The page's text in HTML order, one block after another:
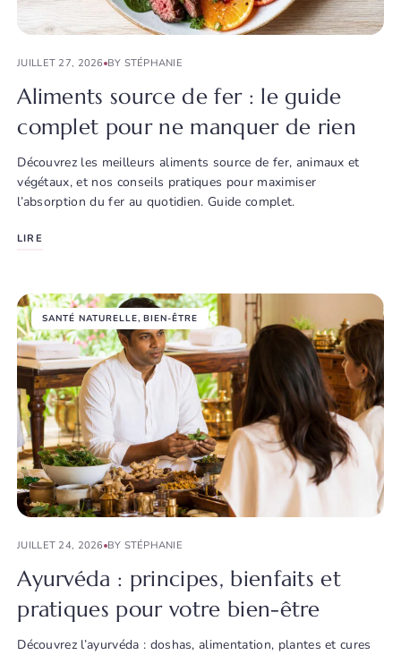
JUILLET 27, 2026 BY STÉPHANIE
Aliments source de fer : le guide
complet pour ne manquer de rien
Découvrez les meilleurs aliments source de fer, animaux et
végétaux, et nos conseils pratiques pour maximiser
l’absorption du fer au quotidien. Guide complet.
LIRE
SANTÉ NATURELLE,BIEN-ÊTRE
JUILLET 24, 2026 BY STÉPHANIE
Ayurvéda : principes, bienfaits et
pratiques pour votre bien-être
Découvrez l’ayurvéda : doshas, alimentation, plantes et cures